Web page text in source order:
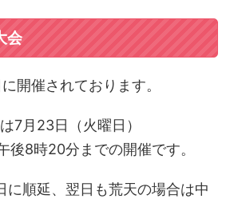
会
開催されております。
7月23日（火曜日）
後8時20分までの開催です。
に順延、翌日も荒天の場合は中